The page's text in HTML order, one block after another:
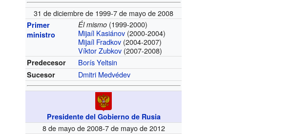
31 de diciembre de 1999-7 de mayo de 2008
Primer
ministro
Él mismo (1999-2000)
Mijaíl Kasiánov (2000-2004)
Mijaíl Fradkov (2004-2007)
Víktor Zubkov (2007-2008)
Predecesor Borís Yeltsin
Sucesor Dmitri Medvédev
Presidente del Gobierno de Rusia
8 de mayo de 2008-7 de mayo de 2012